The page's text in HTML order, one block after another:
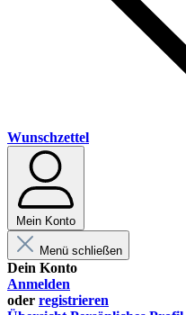
Wunschzettel
Mein Konto
Menü schließen
Dein Konto
Anmelden
oder registrieren